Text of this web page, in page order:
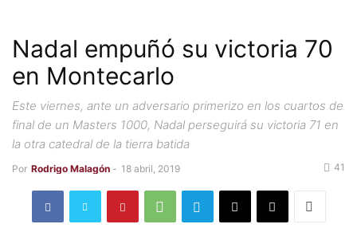
Nadal empuñó su victoria 70
en Montecarlo
Este viernes, ante un adversario primerizo en los cuartos de
final de un Masters 1000, Nadal perseguirá su victoria 71 en
la otra catedral de la tierra batida
Por Rodrigo Malagón - 18 abril, 2019 41